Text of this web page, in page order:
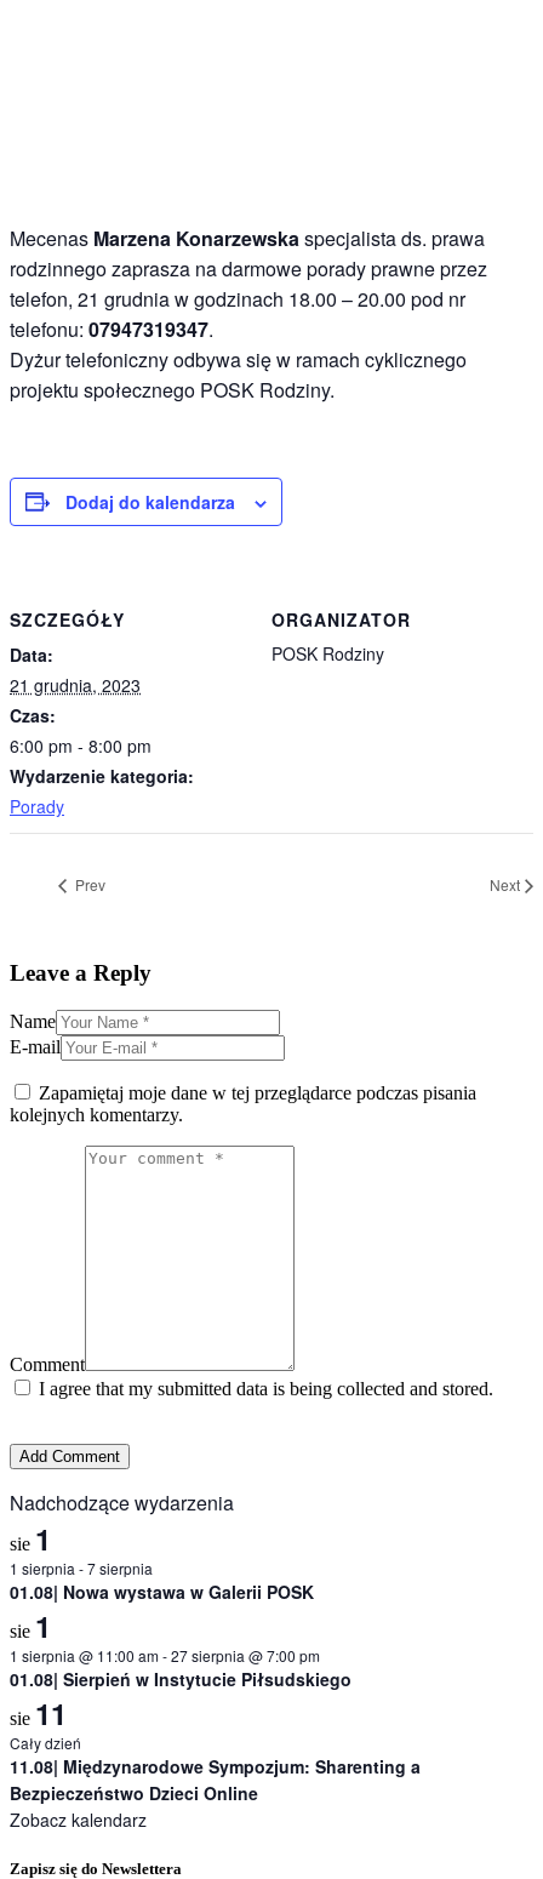
Mecenas Marzena Konarzewskaspecjalista ds. prawa
rodzinnego zaprasza na darmowe porady prawne przez
telefon, 21 grudnia w godzinach 18.00 – 20.00 pod nr
telefonu: 07947319347.
Dyżur telefoniczny odbywa się w ramach cyklicznego
projektu społecznego POSK Rodziny.
Dodaj do kalendarza
SZCZEGÓŁY
Data:
21 grudnia, 2023
Czas:
6:00 pm - 8:00 pm
Wydarzenie kategoria:
Porady
ORGANIZATOR
POSK Rodziny
Prev Next
Leave a Reply
Name
E-mail
Zapamiętaj moje dane w tej przeglądarce podczas pisania
kolejnych komentarzy.
Comment
I agree that my submitted data is being collected and stored.
Nadchodzące wydarzenia
sie 1
1 sierpnia -7 sierpnia
01.08| Nowa wystawa w Galerii POSK
sie 1
1 sierpnia @ 11:00 am-27 sierpnia @ 7:00 pm
01.08| Sierpień w Instytucie Piłsudskiego
sie 11
Cały dzień
11.08| Międzynarodowe Sympozjum: Sharenting a
Bezpieczeństwo Dzieci Online
Zobacz kalendarz
Zapisz się do Newslettera